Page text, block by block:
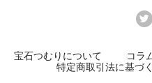
宝石つむりについて コラ
特定商取引法に基づ